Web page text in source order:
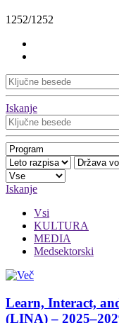
1252/1252
Iskanje
Iskanje
Vsi
KULTURA
MEDIA
Medsektorski
Learn, Interact,
(LINA) –